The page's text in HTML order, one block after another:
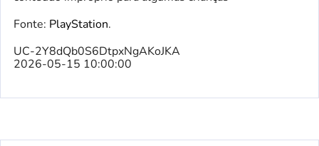
Fonte: PlayStation.
UC-2Y8dQb0S6DtpxNgAKoJKA
2026-05-15 10:00:00